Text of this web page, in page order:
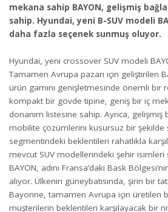
mekana sahip BAYON, gelişmiş
sahip. Hyundai, yeni B-SUV modeli
daha fazla seçenek sunmuş oluyor.
Hyundai, yeni crossover SUV modeli
Tamamen Avrupa pazarı için geliştirilen
ürün gamını genişletmesinde önemli bir
kompakt bir gövde tipine, geniş bir iç
donanım listesine sahip. Ayrıca, gelişmiş
mobilite çözümlerini kusursuz bir
segmentindeki beklentileri rahatlıkla
mevcut SUV modellerindeki şehir
BAYON, adını Fransa’daki Bask
alıyor. Ülkenin güneybatısında, şirin bir
Bayonne, tamamen Avrupa için üretilen
müşterilerin beklentileri karşılayacak bir